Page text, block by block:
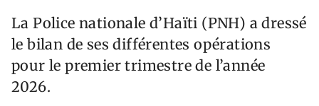
La Police nationale d’Haïti (PNH) a dressé
le bilan de ses différentes opérations
pour le premier trimestre de l’année
2026.